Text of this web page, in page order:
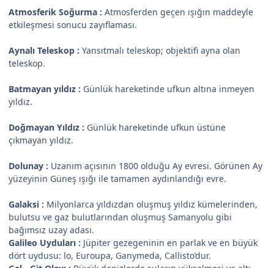
Atmosferik Soğurma : Atmosferden geçen ışığın maddeyle
etkileşmesi sonucu zayıflaması.
Aynalı Teleskop : Yansıtmalı teleskop; objektifi ayna olan
teleskop.
Batmayan yıldız : Günlük hareketinde ufkun altına inmeyen
yıldız.
Doğmayan Yıldız : Günlük hareketinde ufkun üstüne
çıkmayan yıldız.
Dolunay : Uzanım açısının 1800 olduğu Ay evresi. Görünen Ay
yüzeyinin Güneş ışığı ile tamamen aydınlandığı evre.
Galaksi : Milyonlarca yıldızdan oluşmuş yıldız kümelerinden,
bulutsu ve gaz bulutlarından oluşmuş Samanyolu gibi
bağımsız uzay adası.
Galileo Uyduları : Jüpiter gezegeninin en parlak ve en büyük
dört uydusu: lo, Euroupa, Ganymeda, Callisto’dur.